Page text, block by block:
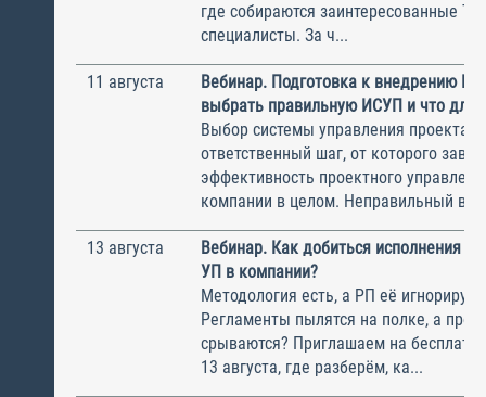
где собираются заинтересованные
специалисты. За ч...
11 августа
Вебинар. Подготовка к внедрению
выбрать правильную ИСУП и что для
Выбор системы управления
ответственный шаг, от которого
эффективность проектного
компании в целом. Неправильный
13 августа
Вебинар. Как добиться исполнения
УП в компании?
Методология есть, а РП её
Регламенты пылятся на полке, а
срываются? Приглашаем на
13 августа, где разберём, ка...